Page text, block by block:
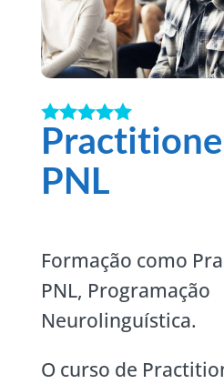
PNL
Formação como
PNL, Programação
Neurolinguística.
O curso de